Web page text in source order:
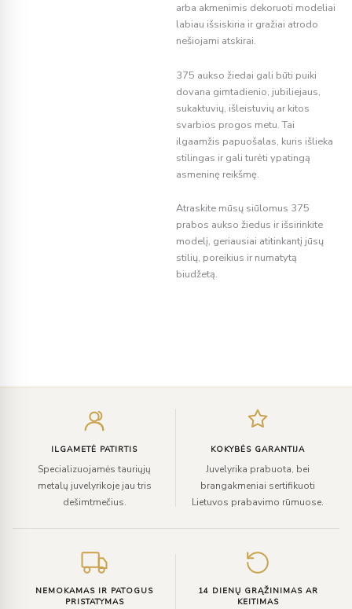
arba akmenimis dekoruoti modeliai
labiau išsiskiria ir gražiai atrodo
nešiojami atskirai.
375 aukso žiedai gali būti puiki
dovana gimtadienio, jubiliejaus,
sukaktuvių, išleistuvių ar kitos
svarbios progos metu. Tai
ilgaamžis papuošalas, kuris išlieka
stilingas ir gali turėti ypatingą
asmeninę reikšmę.
Atraskite mūsų siūlomus 375
prabos aukso žiedus ir išsirinkite
modelį, geriausiai atitinkantį jūsų
stilių, poreikius ir numatytą
biudžetą.
ILGAMETĖ PATIRTIS
Specializuojamės tauriųjų
metalų juvelyrikoje jau tris
dešimtmečius.
KOKYBĖS GARANTIJA
Juvelyrika prabuota, bei
brangakmeniai sertifikuoti
Lietuvos prabavimo rūmuose.
NEMOKAMAS IR PATOGUS
PRISTATYMAS
14 DIENŲ GRĄŽINIMAS AR
KEITIMAS